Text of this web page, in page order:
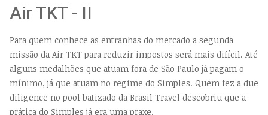
Air TKT - II
Para quem conhece as entranhas do mercado a segunda
missão da Air TKT para reduzir impostos será mais difícil. Até
alguns medalhões que atuam fora de São Paulo já pagam o
mínimo, já que atuam no regime do Simples. Quem fez a due
diligence no pool batizado da Brasil Travel descobriu que a
prática do Simples já era uma praxe.